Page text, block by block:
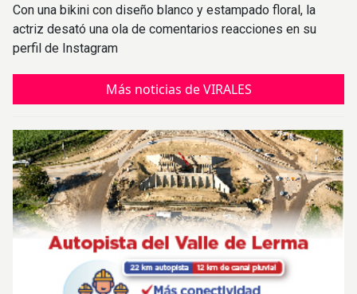
Con una bikini con diseño blanco y estampado floral, la
actriz desató una ola de comentarios reacciones en su
perfil de Instagram
Más noticias de VIRALES